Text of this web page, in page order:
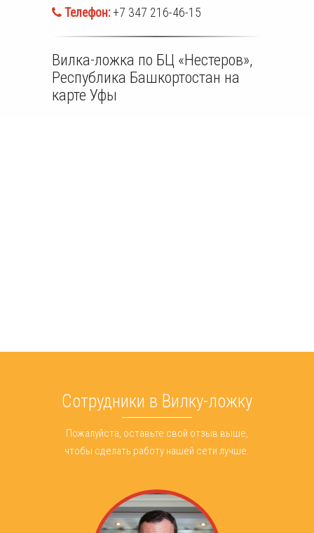
Телефон: +7 347 216-46-15
Вилка-ложка по БЦ «Нестеров»,
Республика Башкортостан на
карте Уфы
Сотрудники в Вилку-ложку
Пожалуйста, оставьте свой отзыв выше,
чтобы сделать работу нашей сети лучше.